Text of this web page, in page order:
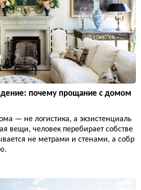
почему прощание с домом
— не логистика, а экзистенциаль
вещи, человек перебирает собстве
не метрами и стенами, а собр